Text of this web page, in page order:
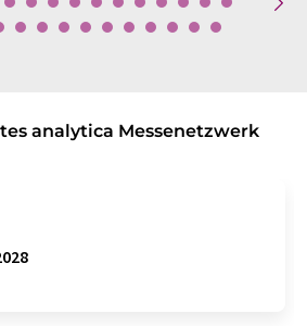
analytica Messenetzwerk